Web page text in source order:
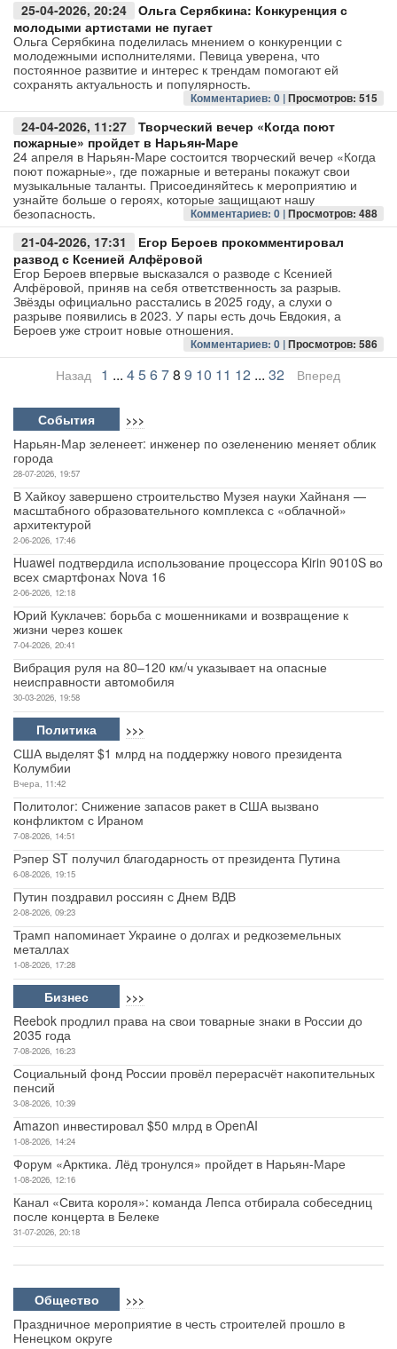
25-04-2026, 20:24
Ольга Серябкина: Конкуренция с
молодыми артистами не пугает
Ольга Серябкина поделилась мнением о конкуренции с
молодежными исполнителями. Певица уверена, что
постоянное развитие и интерес к трендам помогают ей
сохранять актуальность и популярность.
Комментариев: 0 |Просмотров: 515
24-04-2026, 11:27
Творческий вечер «Когда поют
пожарные» пройдет в Нарьян-Маре
24 апреля в Нарьян-Маре состоится творческий вечер «Когда
поют пожарные», где пожарные и ветераны покажут свои
музыкальные таланты. Присоединяйтесь к мероприятию и
узнайте больше о героях, которые защищают нашу
безопасность.
Комментариев: 0 |Просмотров: 488
21-04-2026, 17:31
Егор Бероев прокомментировал
развод с Ксенией Алфёровой
Егор Бероев впервые высказался о разводе с Ксенией
Алфёровой, приняв на себя ответственность за разрыв.
Звёзды официально расстались в 2025 году, а слухи о
разрыве появились в 2023. У пары есть дочь Евдокия, а
Бероев уже строит новые отношения.
Комментариев: 0 |Просмотров: 586
Назад 1 ... 45678 9 10 11 12 ... 32 Вперед
События >>>
Нарьян-Мар зеленеет: инженер по озеленению меняет облик
города
28-07-2026, 19:57
В Хайкоу завершено строительство Музея науки Хайнаня —
масштабного образовательного комплекса с «облачной»
архитектурой
2-06-2026, 17:46
Huawei подтвердила использование процессора Kirin 9010S во
всех смартфонах Nova 16
2-06-2026, 12:18
Юрий Куклачев: борьба с мошенниками и возвращение к
жизни через кошек
7-04-2026, 20:41
Вибрация руля на 80–120 км/ч указывает на опасные
неисправности автомобиля
30-03-2026, 19:58
Политика >>>
США выделят $1 млрд на поддержку нового президента
Колумбии
Вчера, 11:42
Политолог: Снижение запасов ракет в США вызвано
конфликтом с Ираном
7-08-2026, 14:51
Рэпер ST получил благодарность от президента Путина
6-08-2026, 19:15
Путин поздравил россиян с Днем ВДВ
2-08-2026, 09:23
Трамп напоминает Украине о долгах и редкоземельных
металлах
1-08-2026, 17:28
Бизнес >>>
Reebok продлил права на свои товарные знаки в России до
2035 года
7-08-2026, 16:23
Социальный фонд России провёл перерасчёт накопительных
пенсий
3-08-2026, 10:39
Amazon инвестировал $50 млрд в OpenAI
1-08-2026, 14:24
Форум «Арктика. Лёд тронулся» пройдет в Нарьян-Маре
1-08-2026, 12:16
Канал «Свита короля»: команда Лепса отбирала собеседниц
после концерта в Белеке
31-07-2026, 20:18
Общество >>>
Праздничное мероприятие в честь строителей прошло в
Ненецком округе